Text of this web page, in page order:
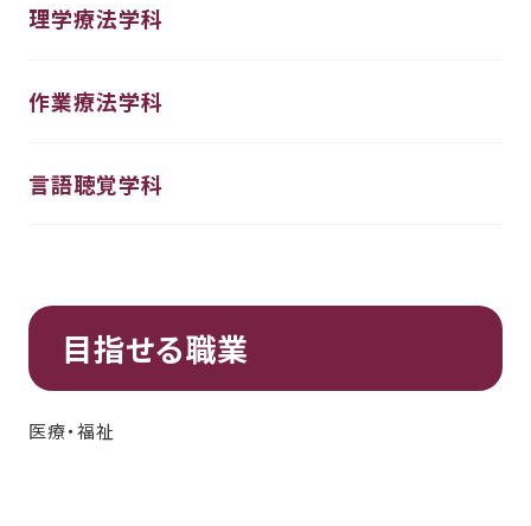
理学療法学科
作業療法学科
言語聴覚学科
目指せる職業
医療・福祉